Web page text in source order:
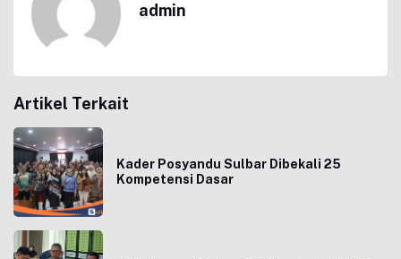
admin
Artikel Terkait
Kader Posyandu Sulbar Dibekali 25
Kompetensi Dasar